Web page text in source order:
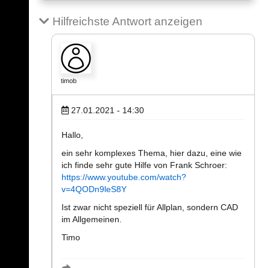
Hilfreichste Antwort anzeigen
timob
27.01.2021 - 14:30
Hallo,
ein sehr komplexes Thema, hier dazu, eine wie
ich finde sehr gute Hilfe von Frank Schroer:
https://www.youtube.com/watch?
v=4QODn9leS8Y
Ist zwar nicht speziell für Allplan, sondern CAD
im Allgemeinen.
Timo